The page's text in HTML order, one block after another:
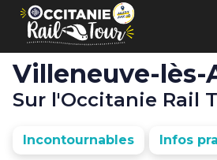
Panneau de gestion des cookies
Villeneuve-lès-
Sur l'Occitanie Rail
Incontournables Infos